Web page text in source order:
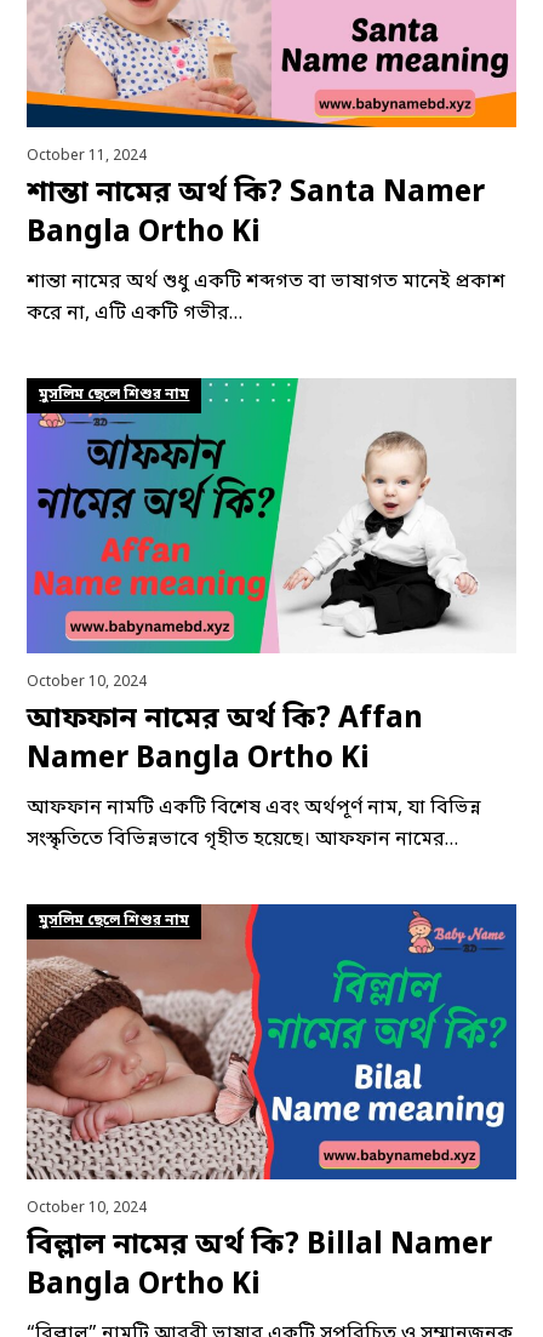
October 11, 2024
শান্তা নামের অর্থ কি? Santa Namer
Bangla Ortho Ki
শান্তা নামের অর্থ শুধু একটি শব্দগত বা ভাষাগত মানেই প্রকাশ
করে না, এটি একটি গভীর…
মুসলিম ছেলে শিশুর নাম
October 10, 2024
আফফান নামের অর্থ কি? Affan
Namer Bangla Ortho Ki
আফফান নামটি একটি বিশেষ এবং অর্থপূর্ণ নাম, যা বিভিন্ন
সংস্কৃতিতে বিভিন্নভাবে গৃহীত হয়েছে। আফফান নামের…
মুসলিম ছেলে শিশুর নাম
October 10, 2024
বিল্লাল নামের অর্থ কি? Billal Namer
Bangla Ortho Ki